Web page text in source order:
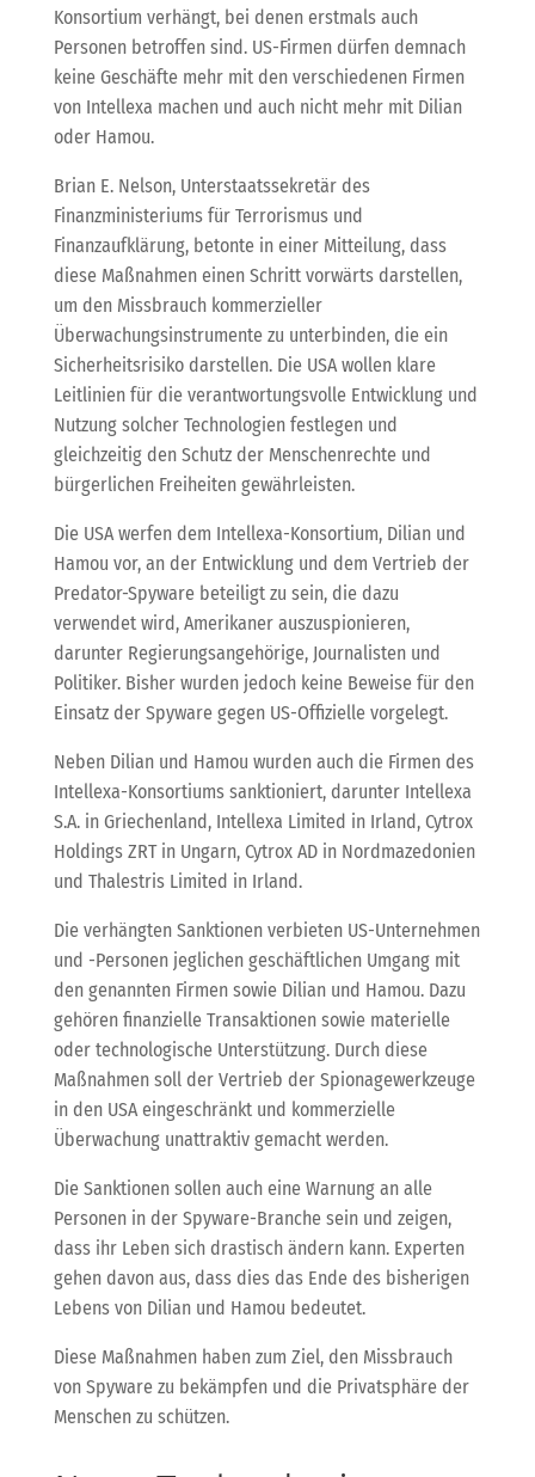
Konsortium verhängt, bei denen erstmals auch
Personen betroffen sind. US-Firmen dürfen demnach
keine Geschäfte mehr mit den verschiedenen Firmen
von Intellexa machen und auch nicht mehr mit Dilian
oder Hamou.
Brian E. Nelson, Unterstaatssekretär des
Finanzministeriums für Terrorismus und
Finanzaufklärung, betonte in einer Mitteilung, dass
diese Maßnahmen einen Schritt vorwärts darstellen,
um den Missbrauch kommerzieller
Überwachungsinstrumente zu unterbinden, die ein
Sicherheitsrisiko darstellen. Die USA wollen klare
Leitlinien für die verantwortungsvolle Entwicklung und
Nutzung solcher Technologien festlegen und
gleichzeitig den Schutz der Menschenrechte und
bürgerlichen Freiheiten gewährleisten.
Die USA werfen dem Intellexa-Konsortium, Dilian und
Hamou vor, an der Entwicklung und dem Vertrieb der
Predator-Spyware beteiligt zu sein, die dazu
verwendet wird, Amerikaner auszuspionieren,
darunter Regierungsangehörige, Journalisten und
Politiker. Bisher wurden jedoch keine Beweise für den
Einsatz der Spyware gegen US-Offizielle vorgelegt.
Neben Dilian und Hamou wurden auch die Firmen des
Intellexa-Konsortiums sanktioniert, darunter Intellexa
S.A. in Griechenland, Intellexa Limited in Irland, Cytrox
Holdings ZRT in Ungarn, Cytrox AD in Nordmazedonien
und Thalestris Limited in Irland.
Die verhängten Sanktionen verbieten US-Unternehmen
und -Personen jeglichen geschäftlichen Umgang mit
den genannten Firmen sowie Dilian und Hamou. Dazu
gehören finanzielle Transaktionen sowie materielle
oder technologische Unterstützung. Durch diese
Maßnahmen soll der Vertrieb der Spionagewerkzeuge
in den USA eingeschränkt und kommerzielle
Überwachung unattraktiv gemacht werden.
Die Sanktionen sollen auch eine Warnung an alle
Personen in der Spyware-Branche sein und zeigen,
dass ihr Leben sich drastisch ändern kann. Experten
gehen davon aus, dass dies das Ende des bisherigen
Lebens von Dilian und Hamou bedeutet.
Diese Maßnahmen haben zum Ziel, den Missbrauch
von Spyware zu bekämpfen und die Privatsphäre der
Menschen zu schützen.